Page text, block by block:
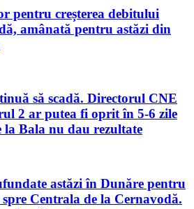
pentru creșterea debitului
amânată pentru astăzi din
să scadă. Directorul CNE
2 ar putea fi oprit în 5-6 zile
la Bala nu dau rezultate
astăzi în Dunăre pentru
Centrala de la Cernavodă.